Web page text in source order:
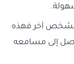
لشخص آخر فهذه
تصل إلى مسامعه